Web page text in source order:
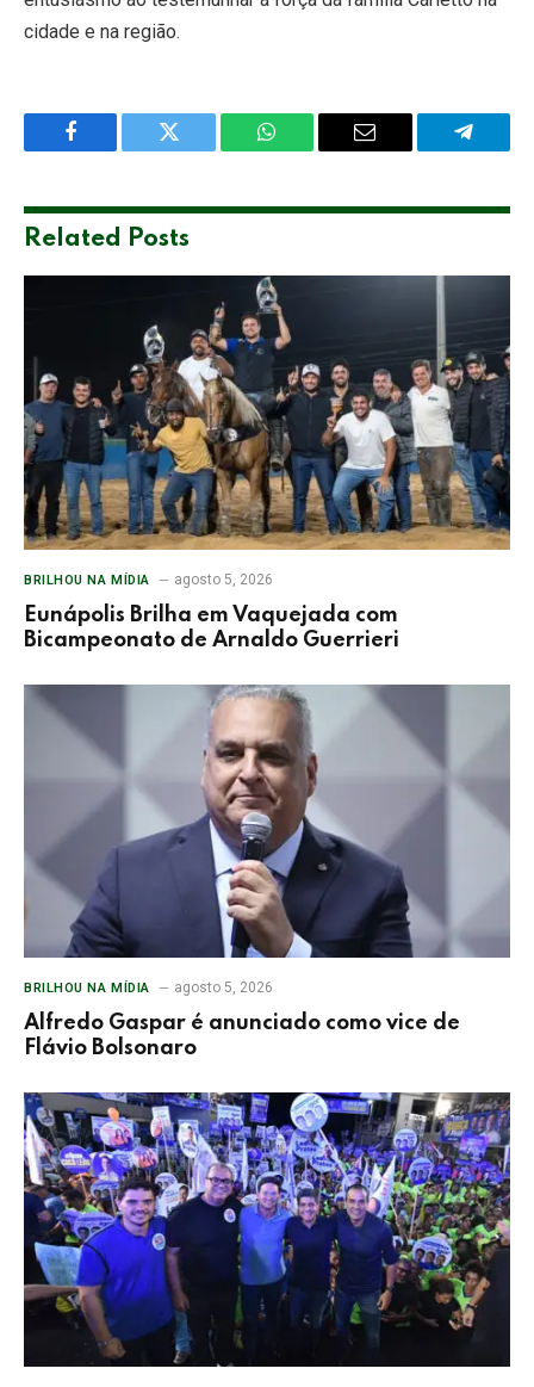
cidade e na região.
Facebook Twitter WhatsApp Email
Related Posts
BRILHOU NA MÍDIA agosto 5, 2026
Eunápolis Brilha em Vaquejada com
Bicampeonato de Arnaldo Guerrieri
BRILHOU NA MÍDIA agosto 5, 2026
Alfredo Gaspar é anunciado como vice de
Flávio Bolsonaro